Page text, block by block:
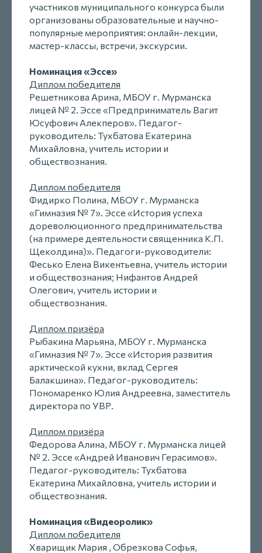
участников муниципального конкурса были
организованы образовательные и научно-
популярные мероприятия: онлайн-лекции,
мастер-классы, встречи, экскурсии.
Номинация «Эссе»
Диплом победителя
Решетникова Арина, МБОУ г. Мурманска
лицей № 2. Эссе «Предприниматель Вагит
Юсуфович Алекперов». Педагог-
руководитель: Тухбатова Екатерина
Михайловна, учитель истории и
обществознания.
Диплом победителя
Фидирко Полина, МБОУ г. Мурманска
«Гимназия № 7». Эссе «История успеха
дореволюционного предпринимательства
(на примере деятельности священника К.П.
Щеколдина)». Педагоги-руководители:
Фесько Елена Викентьевна, учитель истории
и обществознания; Нифантов Андрей
Олегович, учитель истории и
обществознания.
Диплом призёра
Рыбакина Марьяна, МБОУ г. Мурманска
«Гимназия № 7». Эссе «История развития
арктической кухни, вклад Сергея
Балакшина». Педагог-руководитель:
Пономаренко Юлия Андреевна, заместитель
директора по УВР.
Диплом призёра
Федорова Алина, МБОУ г. Мурманска лицей
№ 2. Эссе «Андрей Иванович Герасимов».
Педагог-руководитель: Тухбатова
Екатерина Михайловна, учитель истории и
обществознания.
Номинация «Видеоролик»
Диплом победителя
Хварищик Мария , Обрезкова Софья,